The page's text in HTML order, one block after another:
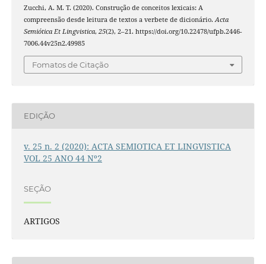
Zucchi, A. M. T. (2020). Construção de conceitos lexicais: A
compreensão desde leitura de textos a verbete de dicionário.Acta
Semiótica Et Lingvistica, 25(2), 2–21. https://doi.org/10.22478/ufpb.2446-
7006.44v25n2.49985
Fomatos de Citação
EDIÇÃO
v. 25 n. 2 (2020): ACTA SEMIOTICA ET LINGVISTICA
VOL 25 ANO 44 Nº2
SEÇÃO
ARTIGOS